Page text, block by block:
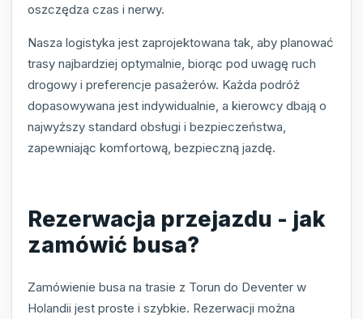
oszczędza czas i nerwy.
Nasza logistyka jest zaprojektowana tak, aby planować
trasy najbardziej optymalnie, biorąc pod uwagę ruch
drogowy i preferencje pasażerów. Każda podróż
dopasowywana jest indywidualnie, a kierowcy dbają o
najwyższy standard obsługi i bezpieczeństwa,
zapewniając komfortową, bezpieczną jazdę.
Rezerwacja przejazdu - jak
zamówić busa?
Zamówienie busa na trasie z Torun do Deventer w
Holandii jest proste i szybkie. Rezerwacji można